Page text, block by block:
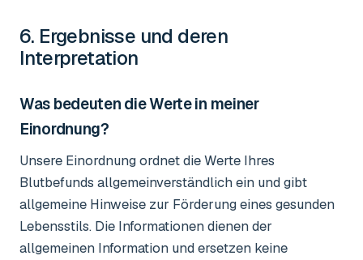
6. Ergebnisse und deren
Interpretation
Was bedeuten die Werte in meiner
Einordnung?
Unsere Einordnung ordnet die Werte Ihres
Blutbefunds allgemeinverständlich ein und gibt
allgemeine Hinweise zur Förderung eines gesunden
Lebensstils. Die Informationen dienen der
allgemeinen Information und ersetzen keine